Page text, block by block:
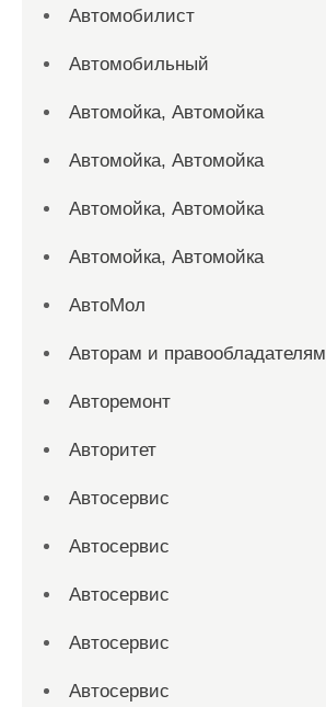
Автомобилист
Автомобильный
Автомойка, Автомойка
Автомойка, Автомойка
Автомойка, Автомойка
Автомойка, Автомойка
АвтоМол
Авторам и правообладателям
Авторемонт
Авторитет
Автосервис
Автосервис
Автосервис
Автосервис
Автосервис